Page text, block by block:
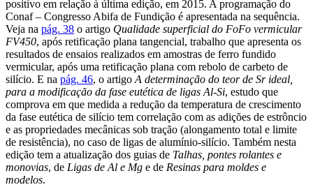
positivo em relação à última edição, em 2015. A programação do
Conaf – Congresso Abifa de Fundição é apresentada na sequência.
Veja na pág. 38 o artigo Qualidade superficial do FoFo vermicular
FV450, após retificação plana tangencial, trabalho que apresenta os
resultados de ensaios realizados em amostras de ferro fundido
vermicular, após uma retificação plana com rebolo de carbeto de
silício. E na pág. 46, o artigo A determinação do teor de Sr ideal,
para a modificação da fase eutética de ligas Al-Si, estudo que
comprova em que medida a redução da temperatura de crescimento
da fase eutética de silício tem correlação com as adições de estrôncio
e as propriedades mecânicas sob tração (alongamento total e limite
de resistência), no caso de ligas de alumínio-silício. Também nesta
edição tem a atualização dos guias de Talhas, pontes rolantes e
monovias, de Ligas de Al e Mg e de Resinas para moldes e
modelos.